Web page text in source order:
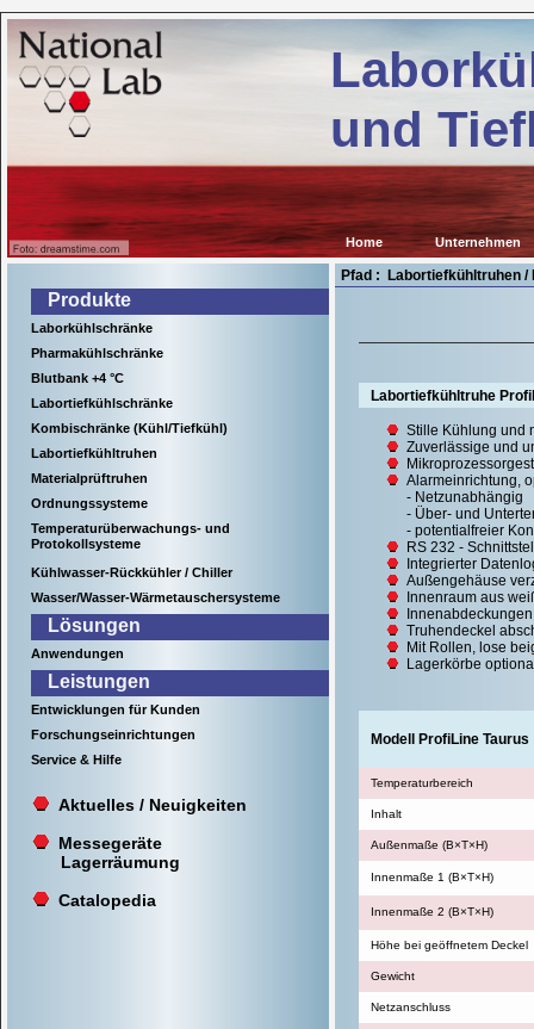
und
Home Unternehmen
Produkte
Laborkühlschränke
Pharmakühlschränke
Blutbank +4 °C
Labortiefkühlschränke
Kombischränke (Kühl/Tiefkühl)
Labortiefkühltruhen
Materialprüftruhen
Ordnungssysteme
Temperaturüberwachungs- und
Protokollsysteme
Kühlwasser-Rückkühler / Chiller
Wasser/Wasser-Wärmetauschersysteme
Lösungen
Anwendungen
Leistungen
Entwicklungen für Kunden
Forschungseinrichtungen
Service & Hilfe
Aktuelles / Neuigkeiten
Messegeräte
Lagerräumung
Catalopedia
Pfad : Labortiefkühltruhen /
Labortiefkühltruhe
Stille Kühlung und
Zuverlässige und
Alarmeinrichtung,
- Netzunabhängig
- Über- und
- potentialfreier
RS 232 -
Integrierter
Außengehäuse
Innenraum aus
Innenabdeckungen
Truhendeckel
Mit Rollen, lose
Lagerkörbe
Modell ProfiLine Taurus
Temperaturbereich
Inhalt
Außenmaße (B×T×H)
Innenmaße 1 (B×T×H)
Innenmaße 2 (B×T×H)
Höhe bei geöffnetem Deckel
Gewicht
Netzanschluss
Kühl-
und
Tiefkühlgeräte
für
wissenschaftliche
Einrichtungen,
Krankenhäuser
für
viele
Anwendungen
in
der